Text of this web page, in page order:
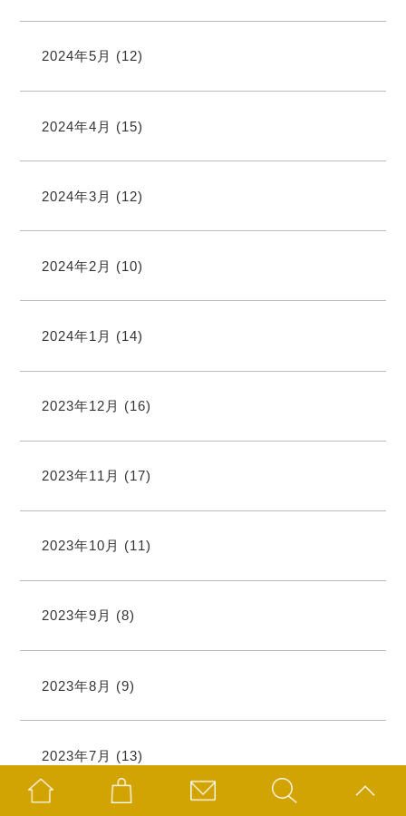
2024年5月 (12)
2024年4月 (15)
2024年3月 (12)
2024年2月 (10)
2024年1月 (14)
2023年12月 (16)
2023年11月 (17)
2023年10月 (11)
2023年9月 (8)
2023年8月 (9)
2023年7月 (13)